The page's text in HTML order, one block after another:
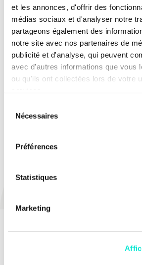
et les annonces, d'offrir des
médias sociaux et d'analyser notre
partageons également des
notre site avec nos partenaires de
publicité et d'analyse, qui peuvent
avec d'autres informations que vous
ou qu'ils ont collectées lors de votre
Nécessaires
Préférences
Statistiques
Marketing
40 % de femmes
hautes fonctions
Efficacité des organisations et
publiques, fonction publique